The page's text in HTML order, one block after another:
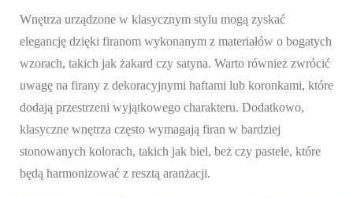
Wnętrza urządzone w klasycznym stylu mogą zyskać
elegancję dzięki firanom wykonanym z materiałów o bogatych
wzorach, takich jak żakard czy satyna. Warto również zwrócić
uwagę na firany z dekoracyjnymi haftami lub koronkami, które
dodają przestrzeni wyjątkowego charakteru. Dodatkowo,
klasyczne wnętrza często wymagają firan w bardziej
stonowanych kolorach, takich jak biel, beż czy pastele, które
będą harmonizować z resztą aranżacji.